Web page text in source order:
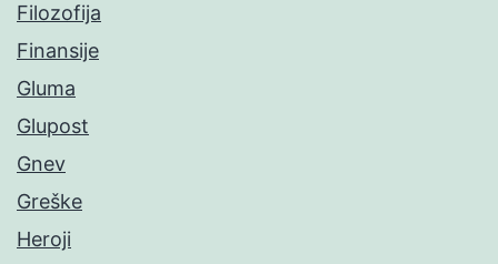
Filozofija
Finansije
Gluma
Glupost
Gnev
Greške
Heroji